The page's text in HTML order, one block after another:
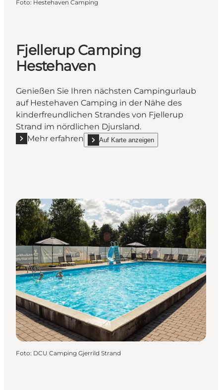
Foto: Hestehaven Camping
Fjellerup Camping
Hestehaven
Genießen Sie Ihren nächsten Campingurlaub
auf Hestehaven Camping in der Nähe des
kinderfreundlichen Strandes von Fjellerup
Strand im nördlichen Djursland.
Mehr erfahren
Mehr erfahren "Fjellerup Camping Hestehaven"
Auf Karte anzeigen
show Fjellerup Camping Hestehaven on_map
Foto: DCU Camping Gjerrild Strand